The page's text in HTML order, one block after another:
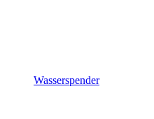
Wasserspender